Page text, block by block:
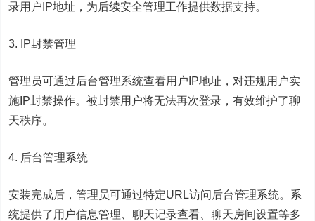
录用户IP地址，为后续安全管理工作提供数据支持。
3. IP封禁管理
管理员可通过后台管理系统查看用户IP地址，对违规用户实
施IP封禁操作。被封禁用户将无法再次登录，有效维护了聊
天秩序。
4. 后台管理系统
安装完成后，管理员可通过特定URL访问后台管理系统。系
统提供了用户信息管理、聊天记录查看、聊天房间设置等多